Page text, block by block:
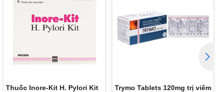
Thuốc Inore-Kit H. Pylori Kit
Trymo Tablets 120mg trị viêm